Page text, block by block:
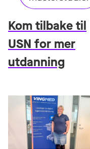
Kom tilbake til
USN for mer
utdanning